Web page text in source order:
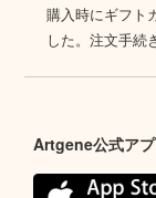
購入時にギフト
した。注文手続
Artgene公式アプ